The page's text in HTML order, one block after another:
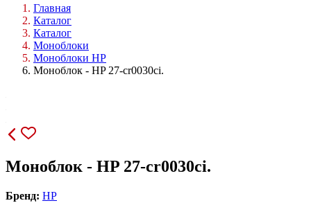
Главная
Каталог
Каталог
Моноблоки
Моноблоки HP
Моноблок - HP 27-cr0030ci.
Моноблок - HP 27-cr0030ci.
Бренд: HP